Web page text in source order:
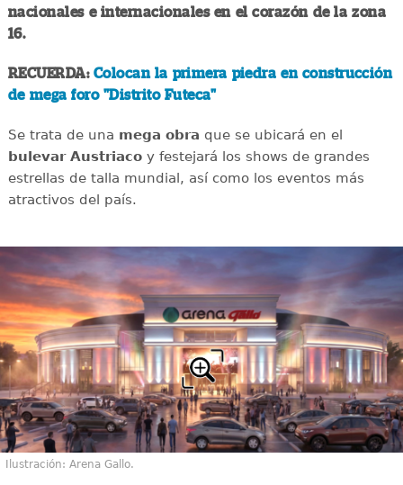
nacionales e internacionales en el corazón de la zona
16.
RECUERDA:Colocan la primera piedra en construcción
de mega foro "Distrito Futeca"
Se trata de una mega obra que se ubicará en el
bulevar Austriacoy festejará los shows de grandes
estrellas de talla mundial, así como los eventos más
atractivos del país.
Ilustración: Arena Gallo.